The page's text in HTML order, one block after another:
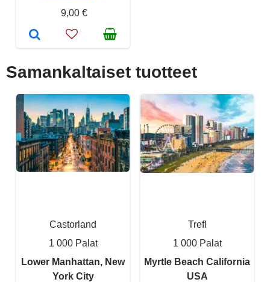
9,00 €
Samankaltaiset tuotteet
Castorland
1 000 Palat
Lower Manhattan, New
York City
Trefl
1 000 Palat
Myrtle Beach California
USA